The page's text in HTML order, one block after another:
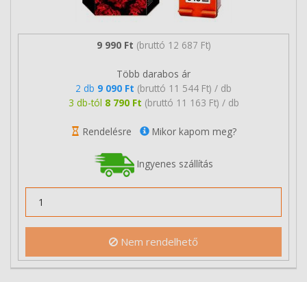
9 990 Ft (bruttó 12 687 Ft)
Több darabos ár
2 db 9 090 Ft (bruttó 11 544 Ft) / db
3 db-tól 8 790 Ft (bruttó 11 163 Ft) / db
Rendelésre Mikor kapom meg?
Ingyenes szállítás
Nem rendelhető